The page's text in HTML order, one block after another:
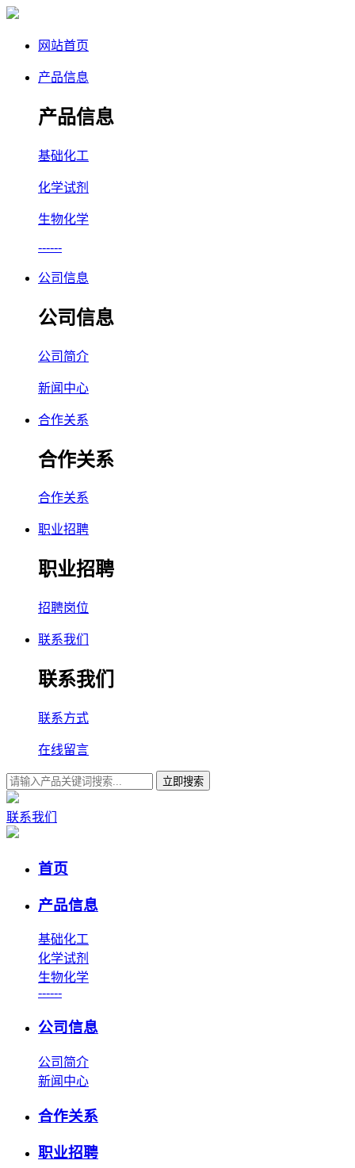
网站首页
产品信息
产品信息
基础化工
化学试剂
生物化学
------
公司信息
公司信息
公司简介
新闻中心
合作关系
合作关系
合作关系
职业招聘
职业招聘
招聘岗位
联系我们
联系我们
联系方式
在线留言
立即搜索
联系我们
首页
产品信息
基础化工
化学试剂
生物化学
------
公司信息
公司简介
新闻中心
合作关系
职业招聘